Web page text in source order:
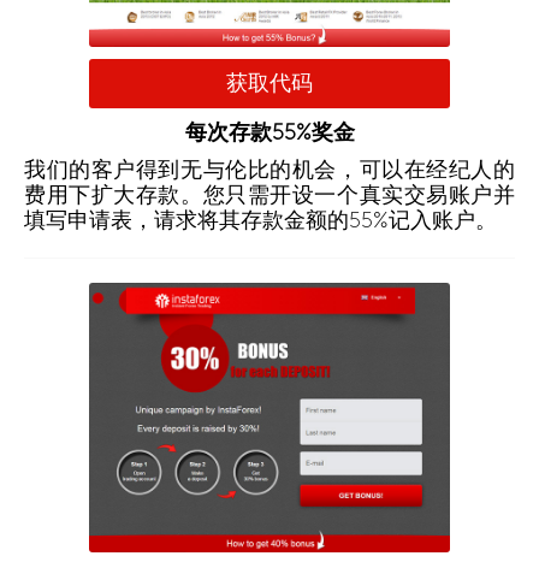
获取代码
每次存款55%奖金
我们的客户得到无与伦比的机会，可以在经纪人的
费用下扩大存款。您只需开设一个真实交易账户并
填写申请表，请求将其存款金额的55%记入账户。